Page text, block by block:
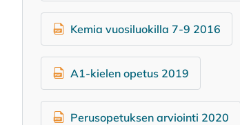
Kemia vuosiluokilla 7-9 2016
A1-kielen opetus 2019
Perusopetuksen arviointi 2020